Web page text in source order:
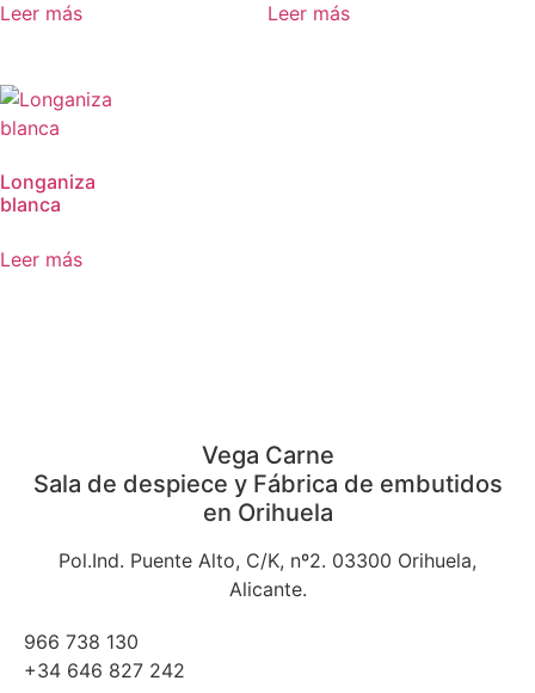
Leer más Leer más
Longaniza
blanca
Leer más
Vega Carne
Sala de despiece y Fábrica de embutidos
en Orihuela
Pol.Ind. Puente Alto, C/K, nº2. 03300 Orihuela,
Alicante.
966 738 130
+34 646 827 242